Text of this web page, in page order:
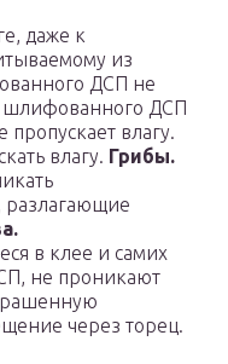
даже к
из
ДСП не
шлифованного ДСП
влагу.
влагу. Грибы.
в клее и самих
не проникают
через торец.